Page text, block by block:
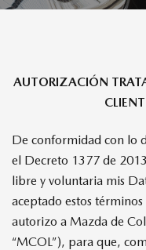
AUTORIZACIÓN
De conformidad con lo
el Decreto 1377 de
libre y voluntaria mis
aceptado estos
autorizo a Mazda de
“MCOL”), para que,